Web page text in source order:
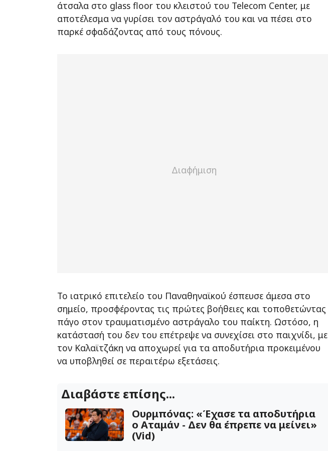
άτσαλα στο glass floor του κλειστού του Telecom Center, με
αποτέλεσμα να γυρίσει τον αστράγαλό του και να πέσει στο
παρκέ σφαδάζοντας από τους πόνους.
Το ιατρικό επιτελείο του Παναθηναϊκού έσπευσε άμεσα στο
σημείο, προσφέροντας τις πρώτες βοήθειες και τοποθετώντας
πάγο στον τραυματισμένο αστράγαλο του παίκτη. Ωστόσο, η
κατάστασή του δεν του επέτρεψε να συνεχίσει στο παιχνίδι, με
τον Καλαϊτζάκη να αποχωρεί για τα αποδυτήρια προκειμένου
να υποβληθεί σε περαιτέρω εξετάσεις.
Διαβάστε επίσης...
Ουρμπόνας: «Έχασε τα αποδυτήρια
ο Αταμάν - Δεν θα έπρεπε να μείνει»
(Vid)